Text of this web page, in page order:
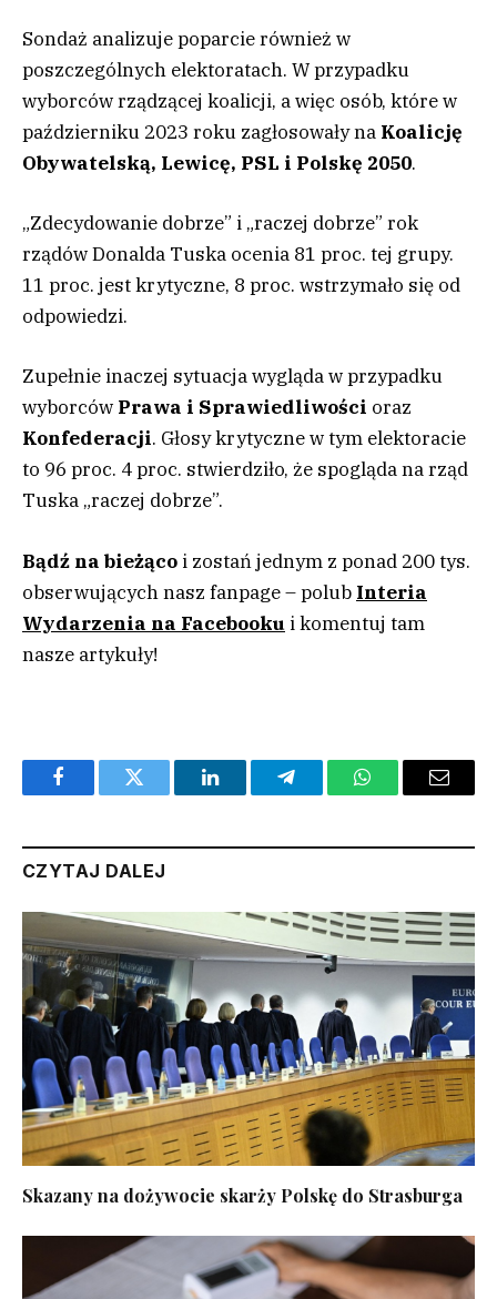
Sondaż analizuje poparcie również w
poszczególnych elektoratach. W przypadku
wyborców rządzącej koalicji, a więc osób, które w
październiku 2023 roku zagłosowały na Koalicję
Obywatelską, Lewicę, PSL i Polskę 2050.
„Zdecydowanie dobrze” i „raczej dobrze” rok
rządów Donalda Tuska ocenia 81 proc. tej grupy.
11 proc. jest krytyczne, 8 proc. wstrzymało się od
odpowiedzi.
Zupełnie inaczej sytuacja wygląda w przypadku
wyborców Prawa i Sprawiedliwości oraz
Konfederacji. Głosy krytyczne w tym elektoracie
to 96 proc. 4 proc. stwierdziło, że spogląda na rząd
Tuska „raczej dobrze”.
Bądź na bieżąco i zostań jednym z ponad 200 tys.
obserwujących nasz fanpage – polub Interia
Wydarzenia na Facebooku i komentuj tam
nasze artykuły!
FacebookTwitter LinkedInTelegramWhatsAppEmail
CZYTAJ DALEJ
Skazany na dożywocie skarży Polskę do Strasburga